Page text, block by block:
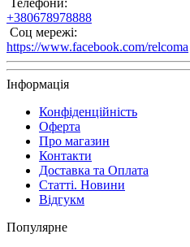
Телефони:
+380678978888
Соц мережі:
https://www.facebook.com/relcoma
Інформація
Конфіденційність
Оферта
Про магазин
Контакти
Доставка та Оплата
Статті. Новини
Відгукм
Популярне